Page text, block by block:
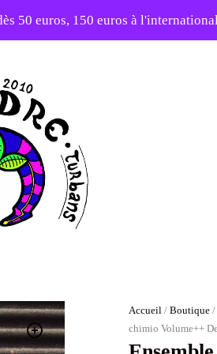
50 euros, 150 euros à l'international
le code PATIENCE
Accueil /Boutique
chimio Volume++